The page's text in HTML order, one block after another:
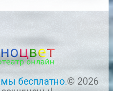
бесплатно.© 2026